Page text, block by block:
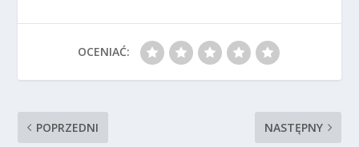
OCENIAĆ:
POPRZEDNI NASTĘPNY